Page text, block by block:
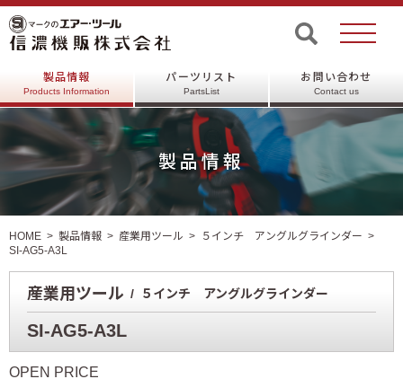
製品情報
Products Information
パーツリスト
PartsList
お問い合わせ
Contact us
製品情報
HOME 製品情報 産業用ツール
５インチ アングルグラインダー
SI-AG5-A3L
産業用ツール ５インチ アングルグラインダー
SI-AG5-A3L
OPEN PRICE